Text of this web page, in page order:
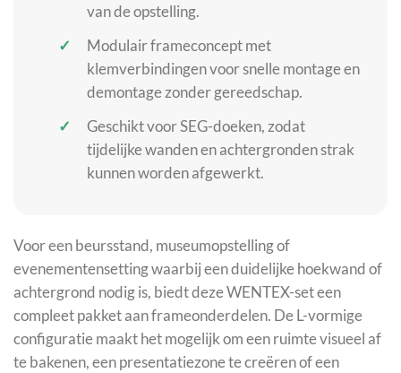
van de opstelling.
Modulair frameconcept met
klemverbindingen voor snelle montage en
demontage zonder gereedschap.
Geschikt voor SEG-doeken, zodat
tijdelijke wanden en achtergronden strak
kunnen worden afgewerkt.
Voor een beursstand, museumopstelling of
evenementensetting waarbij een duidelijke hoekwand of
achtergrond nodig is, biedt deze WENTEX-set een
compleet pakket aan frameonderdelen. De L-vormige
configuratie maakt het mogelijk om een ruimte visueel af
te bakenen, een presentatiezone te creëren of een